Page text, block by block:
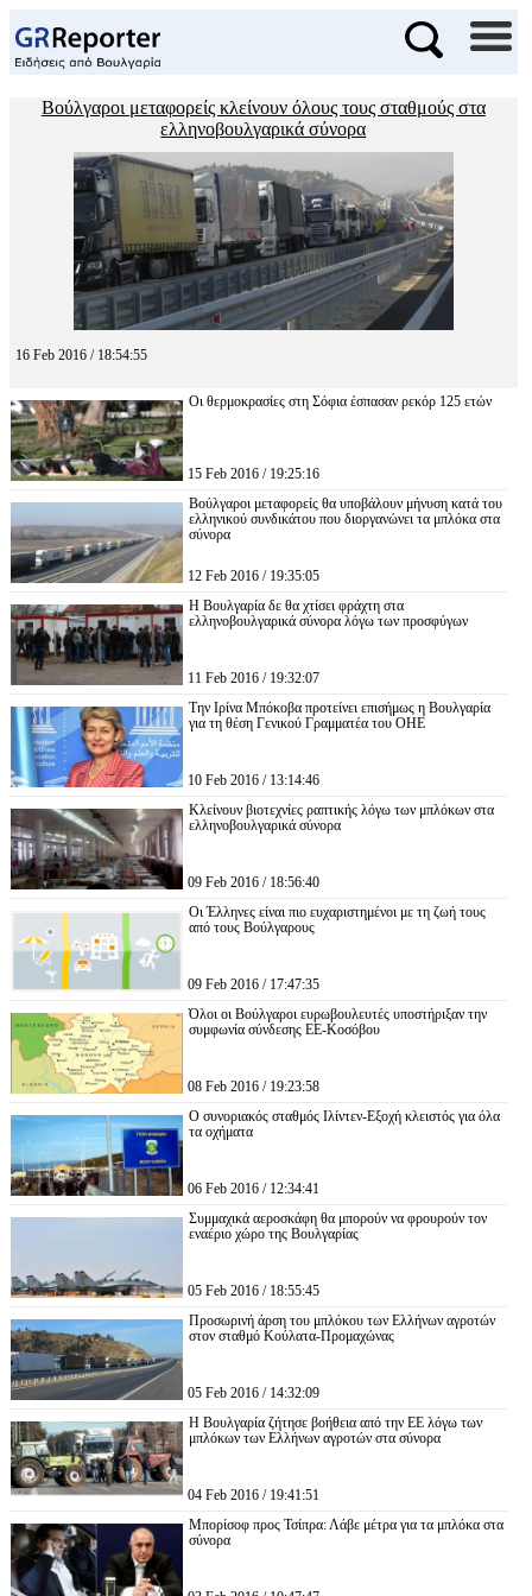
Βούλγαροι μεταφορείς κλείνουν όλους τους σταθμούς στα
ελληνοβουλγαρικά σύνορα
16 Feb 2016 / 18:54:55
Οι θερμοκρασίες στη Σόφια έσπασαν ρεκόρ 125 ετών
15 Feb 2016 / 19:25:16
Βούλγαροι μεταφορείς θα υποβάλουν μήνυση κατά του
ελληνικού συνδικάτου που διοργανώνει τα μπλόκα στα
σύνορα
12 Feb 2016 / 19:35:05
Η Βουλγαρία δε θα χτίσει φράχτη στα
ελληνοβουλγαρικά σύνορα λόγω των προσφύγων
11 Feb 2016 / 19:32:07
Την Ιρίνα Μπόκοβα προτείνει επισήμως η Βουλγαρία
για τη θέση Γενικού Γραμματέα του ΟΗΕ
10 Feb 2016 / 13:14:46
Κλείνουν βιοτεχνίες ραπτικής λόγω των μπλόκων στα
ελληνοβουλγαρικά σύνορα
09 Feb 2016 / 18:56:40
Οι Έλληνες είναι πιο ευχαριστημένοι με τη ζωή τους
από τους Βούλγαρους
09 Feb 2016 / 17:47:35
Όλοι οι Βούλγαροι ευρωβουλευτές υποστήριξαν την
συμφωνία σύνδεσης ΕΕ-Κοσόβου
08 Feb 2016 / 19:23:58
Ο συνοριακός σταθμός Ιλίντεν-Εξοχή κλειστός για όλα
τα οχήματα
06 Feb 2016 / 12:34:41
Συμμαχικά αεροσκάφη θα μπορούν να φρουρούν τον
εναέριο χώρο της Βουλγαρίας
05 Feb 2016 / 18:55:45
Προσωρινή άρση του μπλόκου των Ελλήνων αγροτών
στον σταθμό Κούλατα-Προμαχώνας
05 Feb 2016 / 14:32:09
Η Βουλγαρία ζήτησε βοήθεια από την ΕΕ λόγω των
μπλόκων των Ελλήνων αγροτών στα σύνορα
04 Feb 2016 / 19:41:51
Μπορίσοφ προς Τσίπρα: Λάβε μέτρα για τα μπλόκα στα
σύνορα